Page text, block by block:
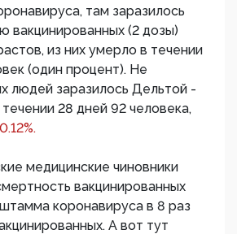
там заразилось
вакцинированных (2 дозы)
из них умерло в течении
(один процент). Не
людей заразилось Дельтой -
28 дней 92 человека,
медицинские чиновники
вакцинированных
коронавируса в 8 раз
А вот тут